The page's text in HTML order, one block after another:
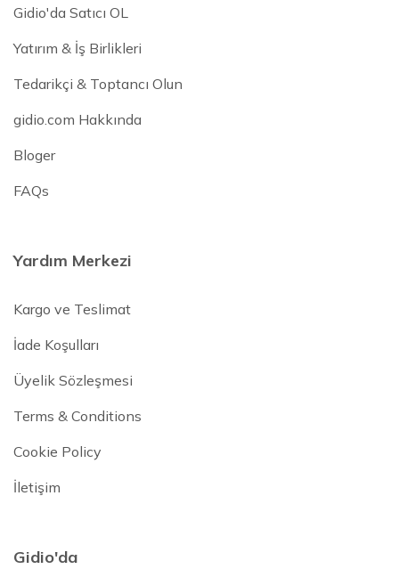
Gidio'da Satıcı OL
Yatırım & İş Birlikleri
Tedarikçi & Toptancı Olun
gidio.com Hakkında
Bloger
FAQs
Yardım Merkezi
Kargo ve Teslimat
İade Koşulları
Üyelik Sözleşmesi
Terms & Conditions
Cookie Policy
İletişim
Gidio'da